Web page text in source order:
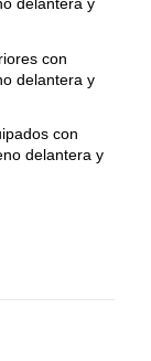
delantera y
con
delantera y
con
delantera y